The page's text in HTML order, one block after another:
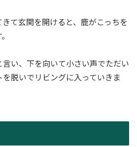
て玄関を開けると、鹿がこっちを
い、下を向いて小さい声でただい
脱いでリビングに入っていきま